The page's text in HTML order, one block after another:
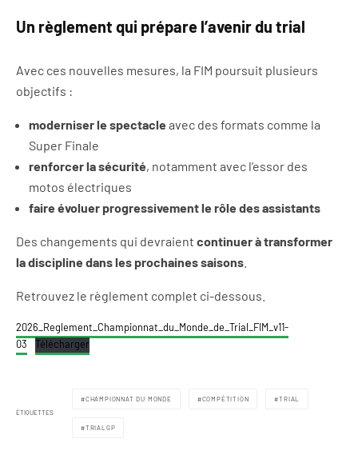
Un règlement qui prépare l’avenir du trial
Avec ces nouvelles mesures, la FIM poursuit plusieurs
objectifs :
moderniser le spectacle avec des formats comme la
Super Finale
renforcer la sécurité, notamment avec l’essor des
motos électriques
faire évoluer progressivement le rôle des assistants
Des changements qui devraient continuer à transformer
la discipline dans les prochaines saisons
Retrouvez le règlement complet ci-dessous.
2026_Reglement_Championnat_du_Monde_de_Trial_FIM_v11-
03
Télécharger
ÉTIQUETTES
CHAMPIONNAT DU MONDE COMPÉTITION TRIAL
TRIALGP